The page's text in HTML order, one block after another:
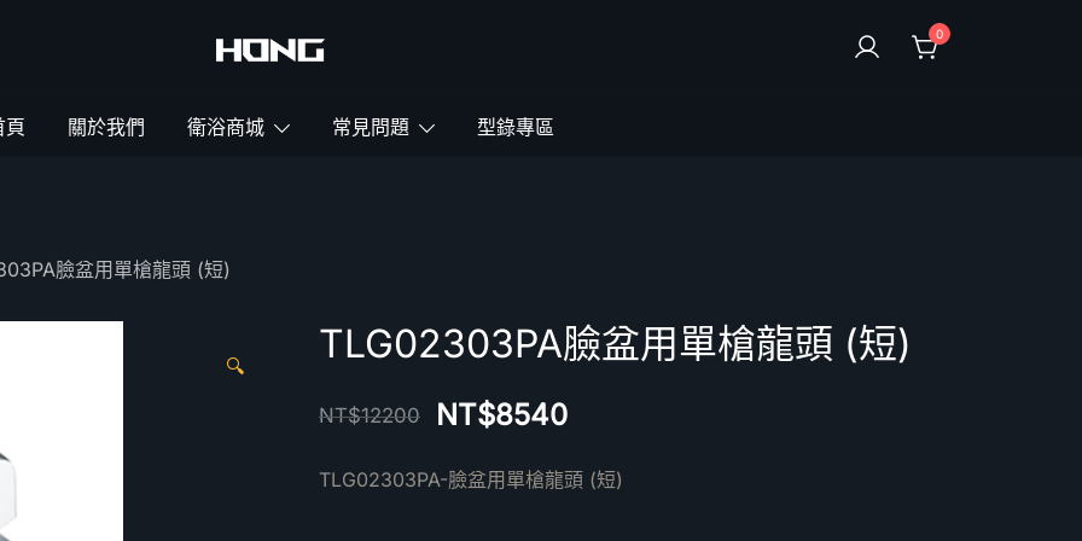
0
頁 關於我們 衛浴商城 常見問題 型錄專區
臉盆用單槍龍頭 (短)
🔍 TLG02303PA臉盆用單槍龍頭 (短)
NT$12200 NT$8540
TLG02303PA-臉盆用單槍龍頭 (短)